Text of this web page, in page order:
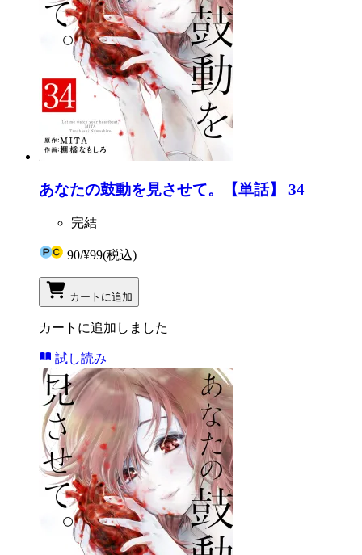
あなたの鼓動を見させて。【単話】 34
完結
90/¥99(税込)
カートに追加
カートに追加しました
試し読み